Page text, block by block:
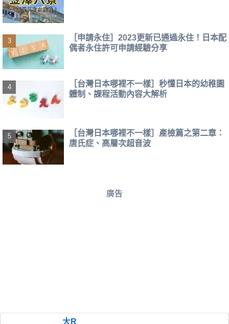
［申請永住］2023更新已通過永住！日本配
偶者永住許可申請經驗分享
［台灣日本哪裡不一樣］秒懂日本的幼稚園
體制、課程活動內容大解析
［台灣日本哪裡不一樣］產檢篇之第二章：
唐氏症、高層次超音波
廣告
大R